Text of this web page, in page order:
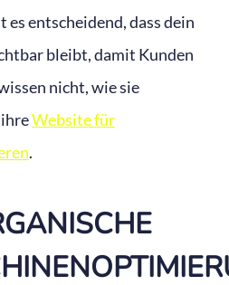
entscheidend, dass dein
bleibt, damit Kunden
nicht, wie sie
Website für
.